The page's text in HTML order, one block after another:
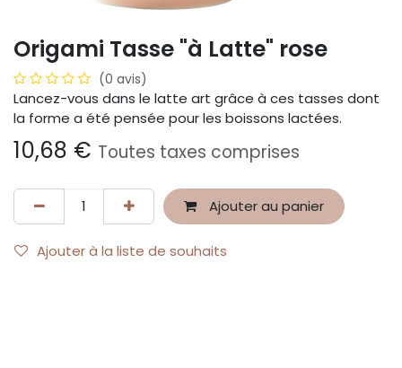
Origami Tasse "à Latte" rose
(0 avis)
Lancez-vous dans le latte art grâce à ces tasses dont
la forme a été pensée pour les boissons lactées.
10,68 € Toutes taxes comprises
Ajouter au panier
Ajouter à la liste de souhaits